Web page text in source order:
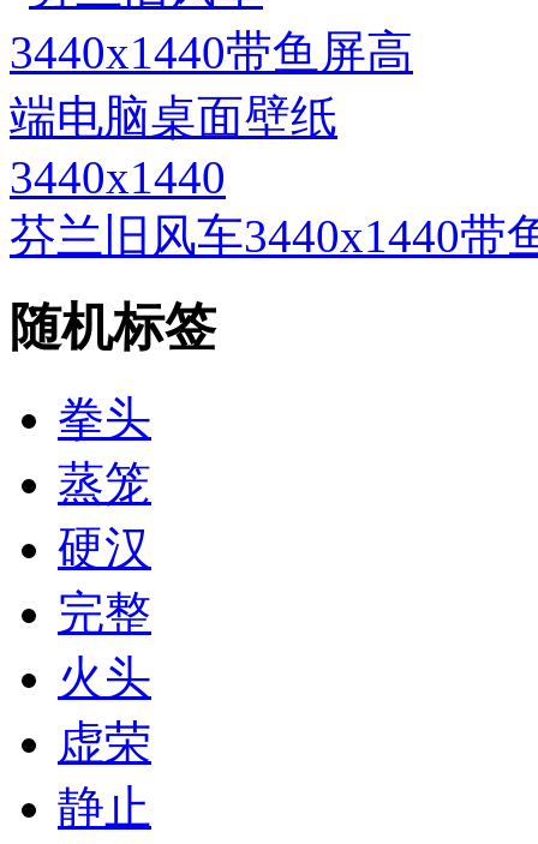
3440x1440
芬兰旧风车3440x1440带
随机标签
拳头
蒸笼
硬汉
完整
火头
虚荣
静止